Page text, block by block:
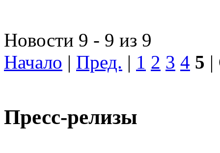
Новости 9 - 9 из 9
Начало | Пред. | 1 2 3 4 5 |
Пресс-релизы